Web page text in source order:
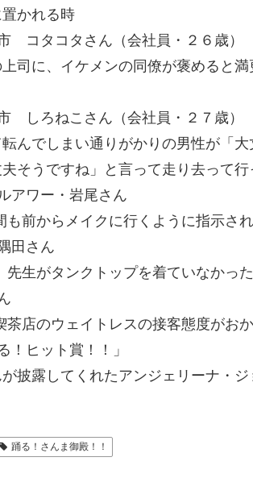
かれる時
コタコタさん（会社員・２６歳）
司に、イケメンの同僚が褒めると
しろねこさん（会社員・２７歳）
んでしまい通りがかりの男性が「
そうですね」と言って走り去って行
アワー・岩尾さん
も前からメイクに行くように指示さ
田さん
先生がタンクトップを着ていなかっ
茶店のウェイトレスの接客態度がお
！ヒット賞！！」
披露してくれたアンジェリーナ・
踊る！さんま御殿！！